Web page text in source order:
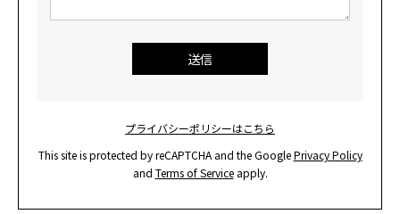
プライバシーポリシーはこちら
This site is protected by reCAPTCHA and the GooglePrivacy Policy
and Terms of Serviceapply.